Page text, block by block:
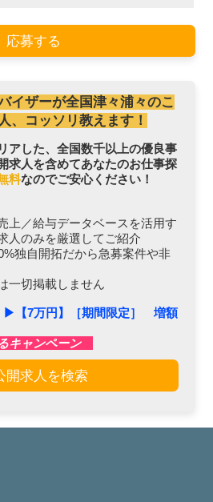
応募する
イザーが全国津々浦々のこ
、コッソリ教えます！
アした、全国数千以上の優良事
求人を含めてあなたのお仕事探
料なのでご安心ください！
上／給与データベースを活用す
人のみを厳選してご紹介
独自開拓だから急募案件や非
一切掲載しません
【7万円】［期間限定］ 増額
キャンペーン
開求人を検索